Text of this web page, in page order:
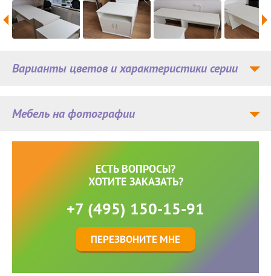
Мебель на фотографии
Варианты цветов и характеристики серии
ЕСТЬ ВОПРОСЫ?
ХОТИТЕ ЗАКАЗАТЬ?
+7 (495) 150-15-91
ПЕРЕЗВОНИТЕ МНЕ